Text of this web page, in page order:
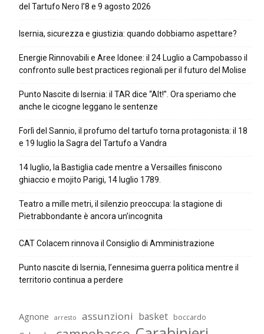
del Tartufo Nero l’8 e 9 agosto 2026
Isernia, sicurezza e giustizia: quando dobbiamo aspettare?
Energie Rinnovabili e Aree Idonee: il 24 Luglio a Campobasso il
confronto sulle best practices regionali per il futuro del Molise
Punto Nascite di Isernia: il TAR dice “Alt!”. Ora speriamo che
anche le cicogne leggano le sentenze
Forlì del Sannio, il profumo del tartufo torna protagonista: il 18
e 19 luglio la Sagra del Tartufo a Vandra
14 luglio, la Bastiglia cade mentre a Versailles finiscono
ghiaccio e mojito Parigi, 14 luglio 1789.
Teatro a mille metri, il silenzio preoccupa: la stagione di
Pietrabbondante è ancora un’incognita
CAT Colacem rinnova il Consiglio di Amministrazione
Punto nascite di Isernia, l’ennesima guerra politica mentre il
territorio continua a perdere
Agnone arresto assunzioni basket boccardo